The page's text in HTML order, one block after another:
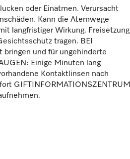
oder Einatmen. Verursacht
Kann die Atemwege
langfristiger Wirkung. Freisetzung
tragen. BEI
bringen und für ungehinderte
Einige Minuten lang
Kontaktlinsen nach
GIFTINFORMATIONSZENTRUM